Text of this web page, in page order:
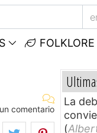
FOLKLORE
comentario
La
(